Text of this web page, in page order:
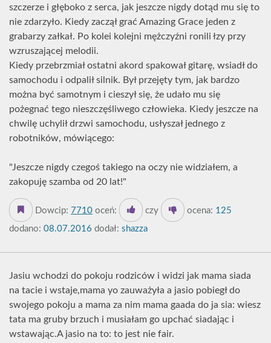
szczerze i głęboko z serca, jak jeszcze nigdy dotąd mu się to
nie zdarzyło. Kiedy zaczął grać Amazing Grace jeden z
grabarzy załkał. Po kolei kolejni mężczyźni ronili łzy przy
wzruszającej melodii.
Kiedy przebrzmiał ostatni akord spakował gitarę, wsiadł do
samochodu i odpalił silnik. Był przejęty tym, jak bardzo
można być samotnym i cieszył się, że udało mu się
pożegnać tego nieszczęśliwego człowieka. Kiedy jeszcze na
chwilę uchylił drzwi samochodu, usłyszał jednego z
robotników, mówiącego:
"Jeszcze nigdy czegoś takiego na oczy nie widziałem, a
zakopuję szamba od 20 lat!"
Dowcip: 7710 oceń: czy ocena: 125
dodano: 08.07.2016 dodał: shazza
Jasiu wchodzi do pokoju rodziców i widzi jak mama siada
na tacie i wstaje,mama yo zauważyła a jasio pobiegł do
swojego pokoju a mama za nim mama gaada do ja sia: wiesz
tata ma gruby brzuch i musiałam go upchać siadając i
wstawając.A jasio na to: to jest nie fair.